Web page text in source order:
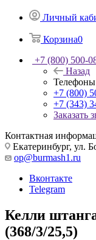
Личный
Корзина0
+7 (800) 500-
Назад
Телефоны
+7 (800)
+7 (343)
Заказать
Контактная
Екатеринбург, ул.
op@burmash1.ru
Вконтакте
Telegram
Келли
(368/3/25,5)